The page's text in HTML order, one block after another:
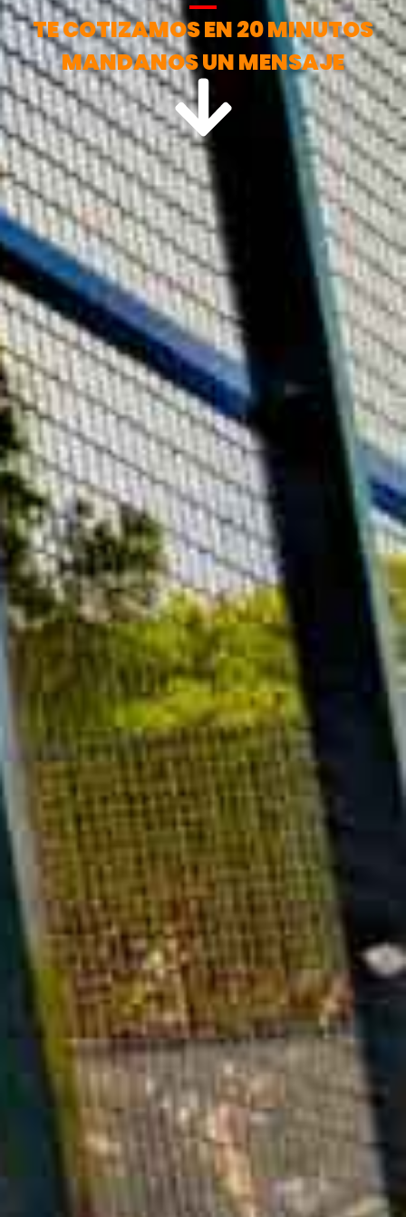
TE COTIZAMOS EN 20 MINUTOS
MANDANOS UN MENSAJE